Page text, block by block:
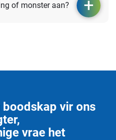
of monster aan?
vir ons
vrae het